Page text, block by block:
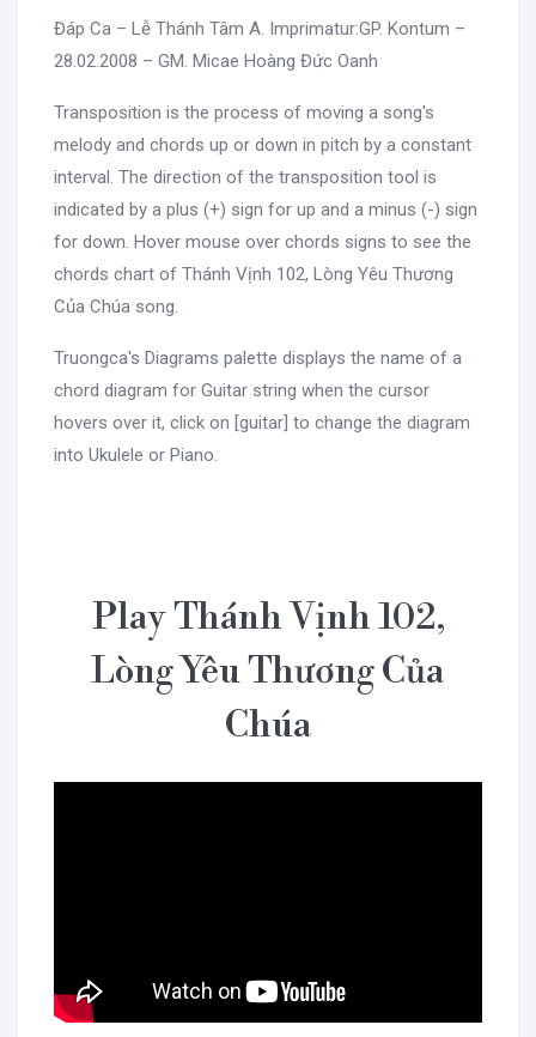
Đáp Ca – Lễ Thánh Tâm A. Imprimatur:GP. Kontum –
28.02.2008 – GM. Micae Hoàng Đức Oanh
Transposition is the process of moving a song's
melody and chords up or down in pitch by a constant
interval. The direction of the transposition tool is
indicated by a plus (+) sign for up and a minus (-) sign
for down. Hover mouse over chords signs to see the
chords chart of Thánh Vịnh 102, Lòng Yêu Thương
Của Chúa song.
Truongca's Diagrams palette displays the name of a
chord diagram for Guitar string when the cursor
hovers over it, click on [guitar] to change the diagram
into Ukulele or Piano.
Play Thánh Vịnh 102,
Lòng Yêu Thương Của
Chúa